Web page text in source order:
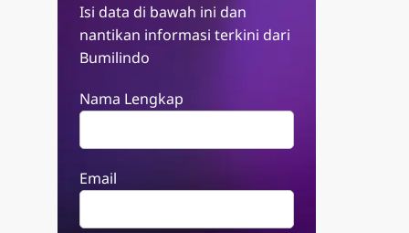
Isi data di bawah ini dan
nantikan informasi terkini dari
Bumilindo
Nama Lengkap
Email